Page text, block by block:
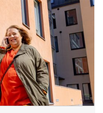
älykellona
Choice Watch 2i.